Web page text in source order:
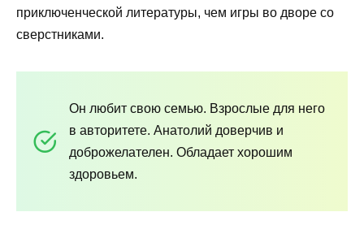
приключенческой литературы, чем игры во дворе со
сверстниками.
Он любит свою семью. Взрослые для него
в авторитете. Анатолий доверчив и
доброжелателен. Обладает хорошим
здоровьем.